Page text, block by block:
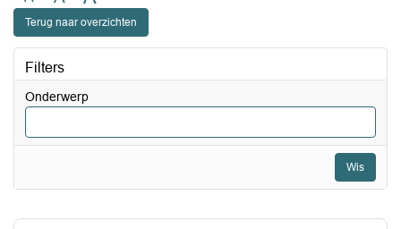
Terug naar overzichten
Filters
Onderwerp
Wis